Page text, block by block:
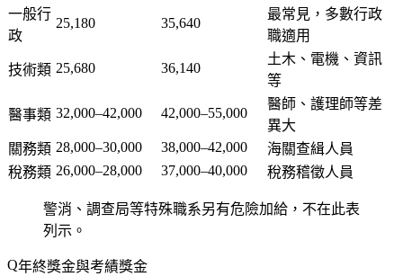
一般行
政
25,180 35,640
最常見，多數行政
職適用
技術類 25,680 36,140
土木、電機、資訊
等
醫事類 32,000–42,000 42,000–55,000
醫師、護理師等差
異大
關務類 28,000–30,000 38,000–42,000
海關查緝人員
稅務類 26,000–28,000 37,000–40,000 稅務稽徵人員
警消、調查局等特殊職系另有危險加給，不在此表
列示。
年終獎金與考績獎金